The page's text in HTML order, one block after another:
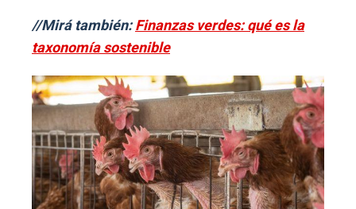
//Mirá también:Finanzas verdes: qué es la
taxonomía sostenible